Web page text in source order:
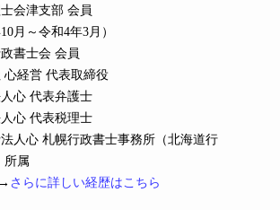
会津支部 会員
月～令和4年3月）
書士会 会員
心経営 代表取締役
心 代表弁護士
心 代表税理士
人心 札幌行政書士事務所（北海道行
所属
→ さらに詳しい経歴はこちら